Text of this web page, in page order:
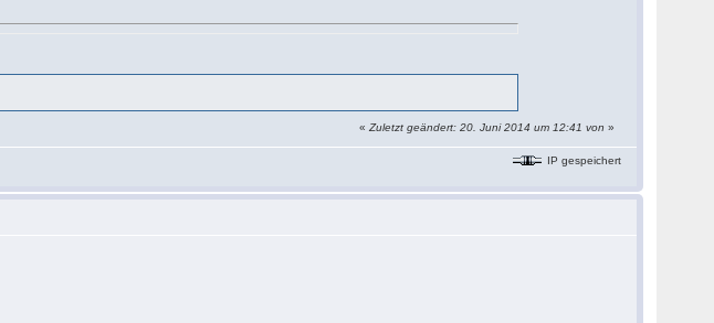
«Zuletzt geändert: 20. Juni 2014 um 12:41 von»
IP gespeichert